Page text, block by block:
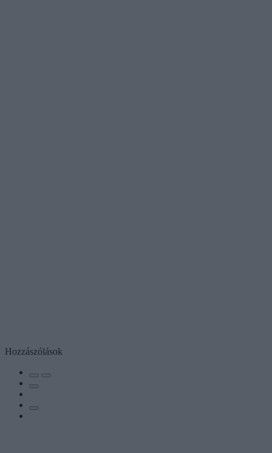
Hozzászólások